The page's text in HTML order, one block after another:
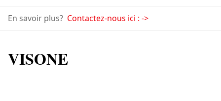
En savoir plus? Contactez-nous ici : ->
VISONE